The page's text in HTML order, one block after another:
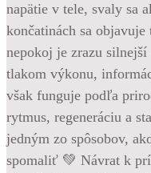
napätie v tele, svaly sa
končatinách sa
nepokoj je zrazu
tlakom výkonu,
však funguje podľa
rytmus, regeneráciu a
jedným zo spôsobov,
spomaliť 💚 Návrat k